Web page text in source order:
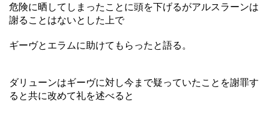
危険に晒してしまったことに頭を下げるがアルスラーンは
謝ることはないとした上で
ギーヴとエラムに助けてもらったと語る。
ダリューンはギーヴに対し今まで疑っていたことを謝罪す
ると共に改めて礼を述べると